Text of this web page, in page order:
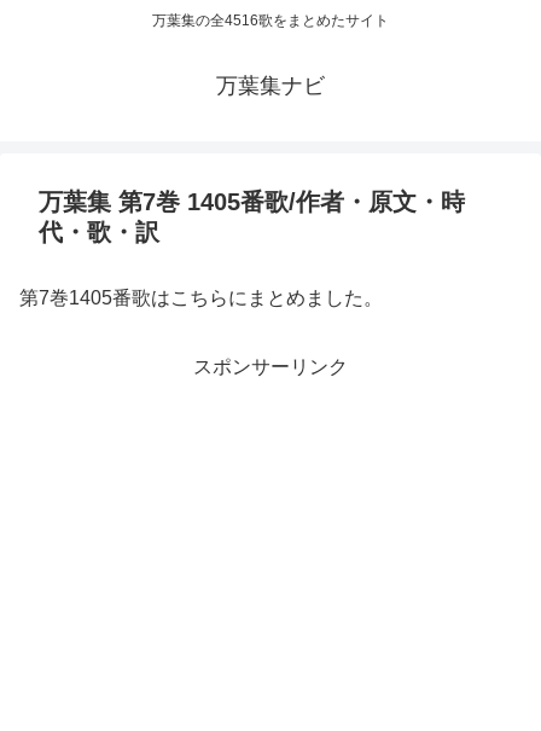
万葉集の全4516歌をまとめたサイト
万葉集ナビ
万葉集 第7巻 1405番歌/作者・原文・時
代・歌・訳
第7巻1405番歌はこちらにまとめました。
スポンサーリンク